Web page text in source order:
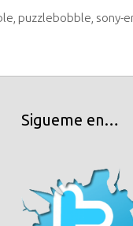
puzzlebobble sony-
Sigueme en…